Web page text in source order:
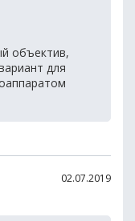
объектив,
для
02.07.2019